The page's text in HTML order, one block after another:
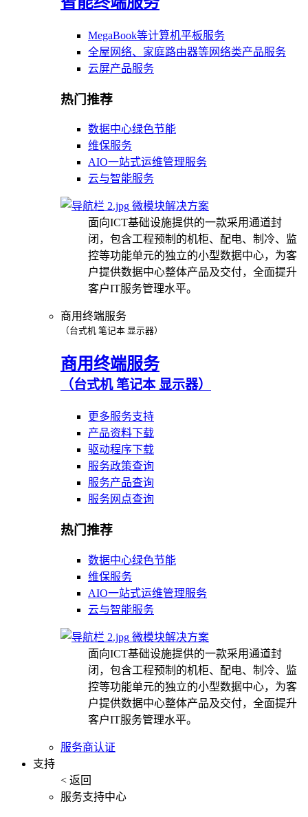
MegaBook等计算机平板服务
全屋网络、家庭路由器等网络类产品服务
云屏产品服务
热门推荐
数据中心绿色节能
维保服务
AIO一站式运维管理服务
云与智能服务
微模块解决方案
面向ICT基础设施提供的一款采用通道封
闭，包含工程预制的机柜、配电、制冷、监
控等功能单元的独立的小型数据中心，为客
户提供数据中心整体产品及交付，全面提升
客户IT服务管理水平。
商用终端服务
（台式机 笔记本 显示器）
商用终端服务
（台式机 笔记本 显示器）
更多服务支持
产品资料下载
驱动程序下载
服务政策查询
服务产品查询
服务网点查询
热门推荐
数据中心绿色节能
维保服务
AIO一站式运维管理服务
云与智能服务
微模块解决方案
面向ICT基础设施提供的一款采用通道封
闭，包含工程预制的机柜、配电、制冷、监
控等功能单元的独立的小型数据中心，为客
户提供数据中心整体产品及交付，全面提升
客户IT服务管理水平。
服务商认证
支持
< 返回
服务支持中心